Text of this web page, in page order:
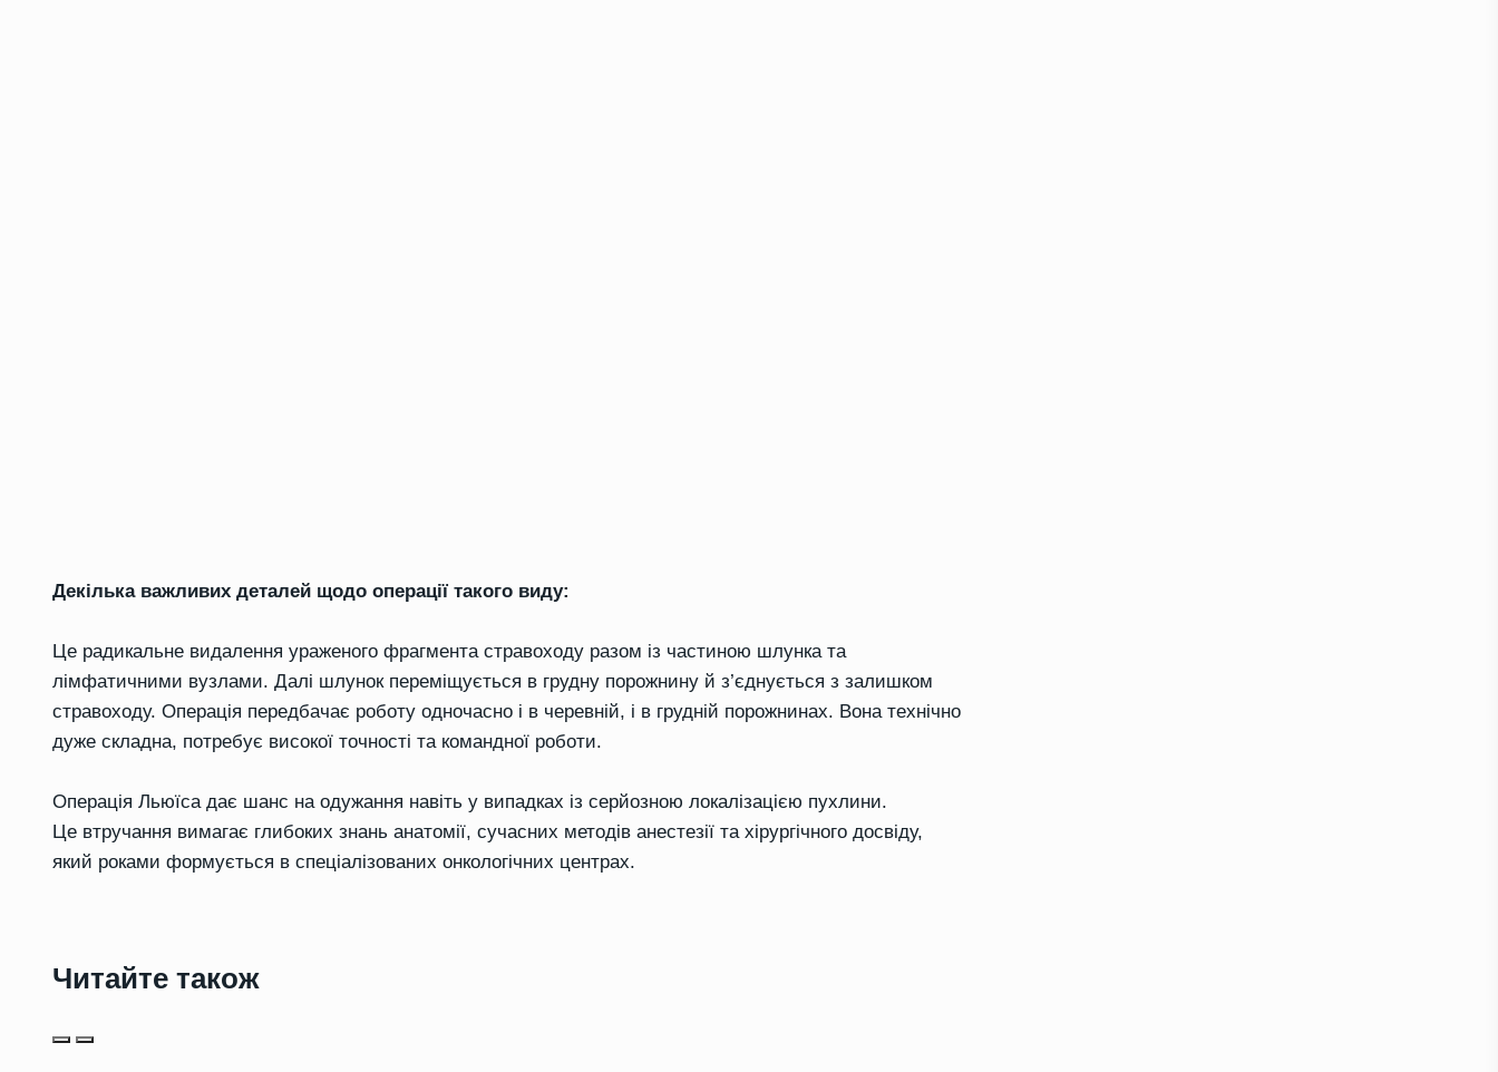
Декілька важливих деталей щодо операції такого виду:
Це радикальне видалення ураженого фрагмента стравоходу разом із частиною шлунка та
лімфатичними вузлами. Далі шлунок переміщується в грудну порожнину й з’єднується з залишком
стравоходу. Операція передбачає роботу одночасно і в черевній, і в грудній порожнинах. Вона технічно
дуже складна, потребує високої точності та командної роботи.
Операція Льюїса дає шанс на одужання навіть у випадках із серйозною локалізацією пухлини.
Це втручання вимагає глибоких знань анатомії, сучасних методів анестезії та хірургічного досвіду,
який роками формується в спеціалізованих онкологічних центрах.
Читайте також